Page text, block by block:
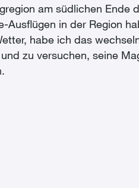
am südlichen Ende
in der Region
habe ich das
zu versuchen, seine